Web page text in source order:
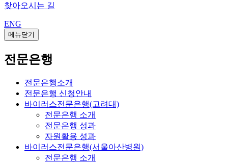
찾아오시는 길
ENG
메뉴닫기
전문은행
전문은행소개
전문은행 신청안내
바이러스전문은행(고려대)
전문은행 소개
전문은행 성과
자원활용 성과
바이러스전문은행(서울아산병원)
전문은행 소개